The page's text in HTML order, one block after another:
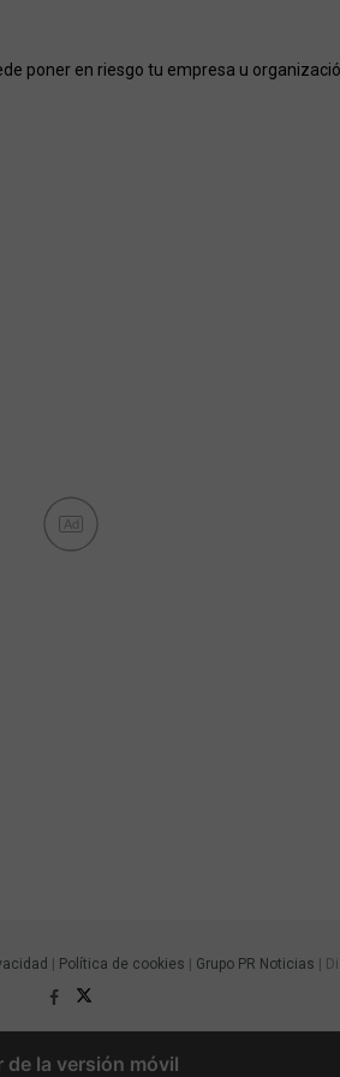
poner en riesgo tu empresa u
Ad
Política de cookies Grupo PR Noticias |
de la versión móvil